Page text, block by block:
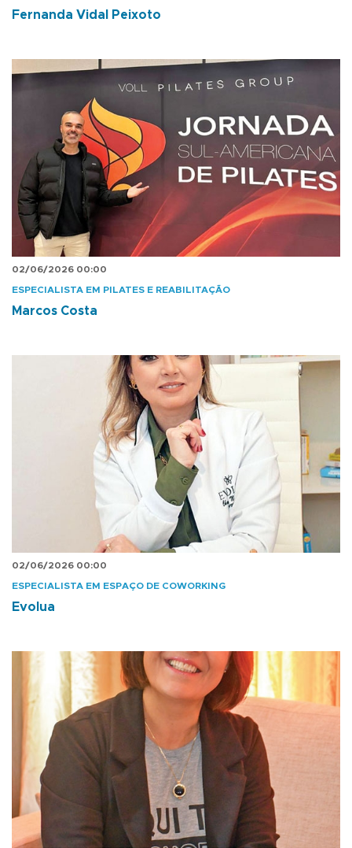
Fernanda Vidal Peixoto
02/06/2026 00:00
ESPECIALISTA EM PILATES E REABILITAÇÃO
Marcos Costa
02/06/2026 00:00
ESPECIALISTA EM ESPAÇO DE COWORKING
Evolua